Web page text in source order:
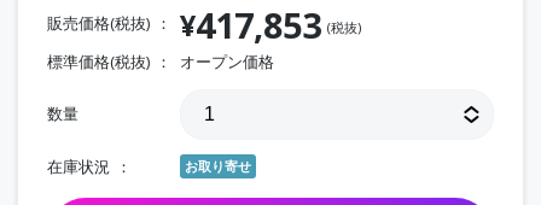
販売価格(税抜) ¥417,853 (税抜)
標準価格(税抜) オープン価格
数量
在庫状況 お取り寄せ